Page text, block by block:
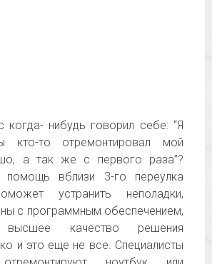
нибудь говорил себе: “Я
кто-то отремонтировал мой
а так же с первого раза”?
помощь вблизи 3-го переулка
устранить неполадки,
с программным обеспечением,
высшее качество решения
и это еще не все. Специалисты